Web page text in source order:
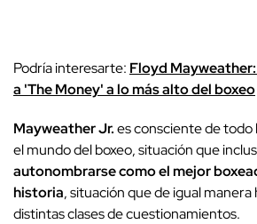
Podría interesarte: Floyd
a 'The Money' a lo más alto del boxeo
Mayweather Jr.es consciente de todo
el mundo del boxeo, situación que
autonombrarse como el mejor
historia, situación que de igual
distintas clases de cuestionamientos.